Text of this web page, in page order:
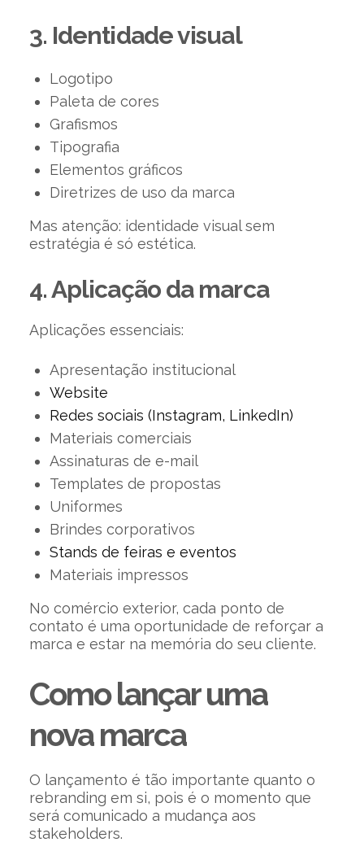
3. Identidade visual
Logotipo
Paleta de cores
Grafismos
Tipografia
Elementos gráficos
Diretrizes de uso da marca
Mas atenção: identidade visual sem
estratégia é só estética.
4. Aplicação da marca
Aplicações essenciais:
Apresentação institucional
Website
Redes sociais (Instagram, LinkedIn)
Materiais comerciais
Assinaturas de e-mail
Templates de propostas
Uniformes
Brindes corporativos
Stands de feiras e eventos
Materiais impressos
No comércio exterior, cada ponto de
contato é uma oportunidade de reforçar a
marca e estar na memória do seu cliente.
Como lançar uma
nova marca
O lançamento é tão importante quanto o
rebranding em si, pois é o momento que
será comunicado a mudança aos
stakeholders.